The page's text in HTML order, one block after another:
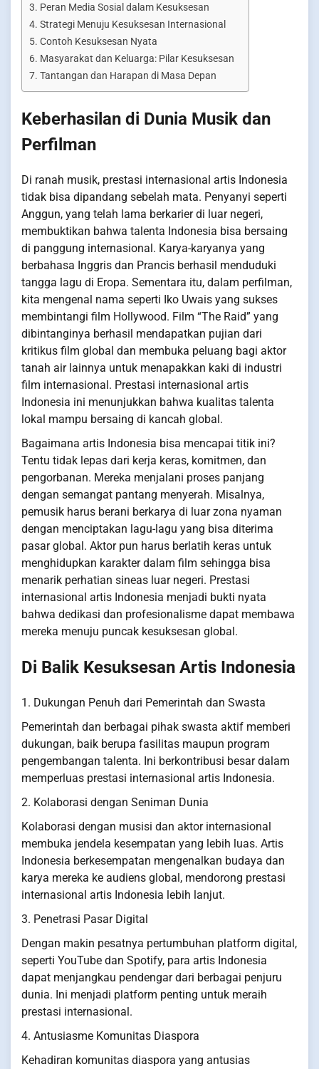
Peran Media Sosial dalam Kesuksesan
Strategi Menuju Kesuksesan Internasional
Contoh Kesuksesan Nyata
Masyarakat dan Keluarga: Pilar Kesuksesan
Tantangan dan Harapan di Masa Depan
Keberhasilan di Dunia Musik dan
Perfilman
Di ranah musik, prestasi internasional artis Indonesia
tidak bisa dipandang sebelah mata. Penyanyi seperti
Anggun, yang telah lama berkarier di luar negeri,
membuktikan bahwa talenta Indonesia bisa bersaing
di panggung internasional. Karya-karyanya yang
berbahasa Inggris dan Prancis berhasil menduduki
tangga lagu di Eropa. Sementara itu, dalam perfilman,
kita mengenal nama seperti Iko Uwais yang sukses
membintangi film Hollywood. Film “The Raid” yang
dibintanginya berhasil mendapatkan pujian dari
kritikus film global dan membuka peluang bagi aktor
tanah air lainnya untuk menapakkan kaki di industri
film internasional. Prestasi internasional artis
Indonesia ini menunjukkan bahwa kualitas talenta
lokal mampu bersaing di kancah global.
Bagaimana artis Indonesia bisa mencapai titik ini?
Tentu tidak lepas dari kerja keras, komitmen, dan
pengorbanan. Mereka menjalani proses panjang
dengan semangat pantang menyerah. Misalnya,
pemusik harus berani berkarya di luar zona nyaman
dengan menciptakan lagu-lagu yang bisa diterima
pasar global. Aktor pun harus berlatih keras untuk
menghidupkan karakter dalam film sehingga bisa
menarik perhatian sineas luar negeri. Prestasi
internasional artis Indonesia menjadi bukti nyata
bahwa dedikasi dan profesionalisme dapat membawa
mereka menuju puncak kesuksesan global.
Di Balik Kesuksesan Artis Indonesia
1. Dukungan Penuh dari Pemerintah dan Swasta
Pemerintah dan berbagai pihak swasta aktif memberi
dukungan, baik berupa fasilitas maupun program
pengembangan talenta. Ini berkontribusi besar dalam
memperluas prestasi internasional artis Indonesia.
2. Kolaborasi dengan Seniman Dunia
Kolaborasi dengan musisi dan aktor internasional
membuka jendela kesempatan yang lebih luas. Artis
Indonesia berkesempatan mengenalkan budaya dan
karya mereka ke audiens global, mendorong prestasi
internasional artis Indonesia lebih lanjut.
3. Penetrasi Pasar Digital
Dengan makin pesatnya pertumbuhan platform digital,
seperti YouTube dan Spotify, para artis Indonesia
dapat menjangkau pendengar dari berbagai penjuru
dunia. Ini menjadi platform penting untuk meraih
prestasi internasional.
4. Antusiasme Komunitas Diaspora
Kehadiran komunitas diaspora yang antusias